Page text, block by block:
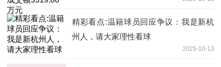
精彩看点:温籍球员回应争议：我是新杭
州人，请大家理性看球
2025-10-13